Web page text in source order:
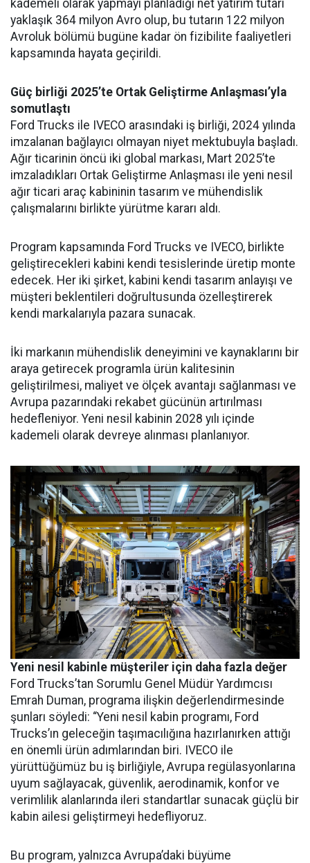
kademeli olarak yapmayı planladığı net yatırım tutarı
yaklaşık 364 milyon Avro olup, bu tutarın 122 milyon
Avroluk bölümü bugüne kadar ön fizibilite faaliyetleri
kapsamında hayata geçirildi.
Güç birliği 2025’te Ortak Geliştirme Anlaşması’yla
somutlaştı
Ford Trucks ile IVECO arasındaki iş birliği, 2024 yılında
imzalanan bağlayıcı olmayan niyet mektubuyla başladı.
Ağır ticarinin öncü iki global markası, Mart 2025’te
imzaladıkları Ortak Geliştirme Anlaşması ile yeni nesil
ağır ticari araç kabininin tasarım ve mühendislik
çalışmalarını birlikte yürütme kararı aldı.
Program kapsamında Ford Trucks ve IVECO, birlikte
geliştirecekleri kabini kendi tesislerinde üretip monte
edecek. Her iki şirket, kabini kendi tasarım anlayışı ve
müşteri beklentileri doğrultusunda özelleştirerek
kendi markalarıyla pazara sunacak.
İki markanın mühendislik deneyimini ve kaynaklarını bir
araya getirecek programla ürün kalitesinin
geliştirilmesi, maliyet ve ölçek avantajı sağlanması ve
Avrupa pazarındaki rekabet gücünün artırılması
hedefleniyor. Yeni nesil kabinin 2028 yılı içinde
kademeli olarak devreye alınması planlanıyor.
Yeni nesil kabinle müşteriler için daha fazla değer
Ford Trucks’tan Sorumlu Genel Müdür Yardımcısı
Emrah Duman, programa ilişkin değerlendirmesinde
şunları söyledi: “Yeni nesil kabin programı, Ford
Trucks’ın geleceğin taşımacılığına hazırlanırken attığı
en önemli ürün adımlarından biri. IVECO ile
yürüttüğümüz bu iş birliğiyle, Avrupa regülasyonlarına
uyum sağlayacak, güvenlik, aerodinamik, konfor ve
verimlilik alanlarında ileri standartlar sunacak güçlü bir
kabin ailesi geliştirmeyi hedefliyoruz.
Bu program, yalnızca Avrupa’daki büyüme